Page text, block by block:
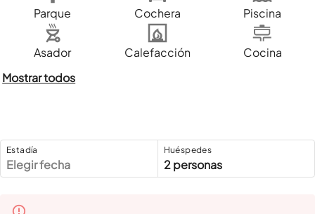
Parque Cochera Piscina
Asador Calefacción
Cocina
Mostrar todos
Estadía
Elegir fecha
Huéspedes
2 personas